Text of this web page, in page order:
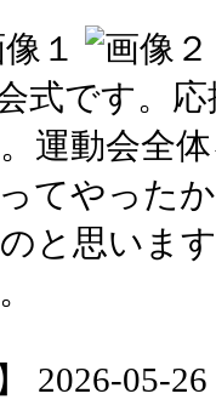
式です。
運動会全
てやった
と思いま
2026-05-